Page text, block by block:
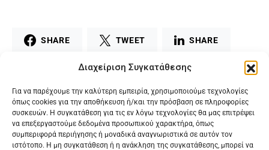
Διαχείριση Συγκατάθεσης
Για να παρέχουμε την καλύτερη εμπειρία, χρησιμοποιούμε τεχνολογίες
όπως cookies για την αποθήκευση ή/και την πρόσβαση σε πληροφορίες
συσκευών. Η συγκατάθεση για τις εν λόγω τεχνολογίες θα μας επιτρέψει
να επεξεργαστούμε δεδομένα προσωπικού χαρακτήρα, όπως
συμπεριφορά περιήγησης ή μοναδικά αναγνωριστικά σε αυτόν τον
ιστότοπο. Η μη συγκατάθεση ή η ανάκληση της συγκατάθεσης, μπορεί να
SHARE TWEET SHARE
PRINT